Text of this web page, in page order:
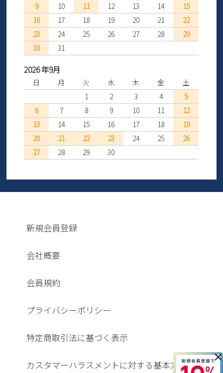
×
9
10 11 12 13 14
15
16
17 18 19 20 21
22
23
24 25 26 27 28
29
30
31
2026 年9月
日 月 火 水 木 金
土
1
2 3 4
5
6
7 8 9 10 11
12
13
14 15 16 17 18
19
20
21 22 23 24 25
26
27
28 29 30
新規会員登録
会社概要
会員規約
プライバシーポリシー
特定商取引法に基づく表示
カスタマーハラスメントに対する基本方針